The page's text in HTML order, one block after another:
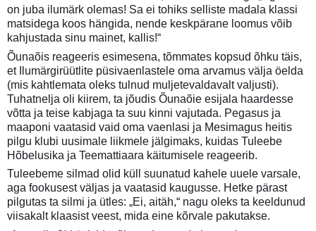
on juba ilumärk olemas! Sa ei tohiks selliste madala klassi
matsidega koos hängida, nende keskpärane loomus võib
kahjustada sinu mainet, kallis!“
Õunaõis reageeris esimesena, tõmmates kopsud õhku täis,
et Ilumärgirüütlite püsivaenlastele oma arvamus välja öelda
(mis kahtlemata oleks tulnud muljetevaldavalt valjusti).
Tuhatnelja oli kiirem, ta jõudis Õunaõie esijala haardesse
võtta ja teise kabjaga ta suu kinni vajutada. Pegasus ja
maaponi vaatasid vaid oma vaenlasi ja Mesimagus heitis
pilgu klubi uusimale liikmele jälgimaks, kuidas Tuleebe
Hõbelusika ja Teemattiaara käitumisele reageerib.
Tuleebeme silmad olid küll suunatud kahele uuele varsale,
aga fookusest väljas ja vaatasid kaugusse. Hetke pärast
pilgutas ta silmi ja ütles: „Ei, aitäh,“ nagu oleks ta keeldunud
viisakalt klaasist veest, mida eine kõrvale pakutakse.